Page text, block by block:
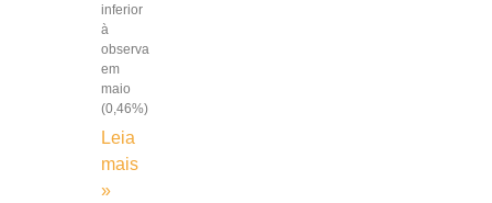
inferior
à
observada
em
maio
(0,46%)
Leia
mais
»